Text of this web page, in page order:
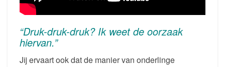
“Druk-druk-druk? Ik weet de oorzaak
hiervan.”
Jij ervaart ook dat de manier van onderlinge